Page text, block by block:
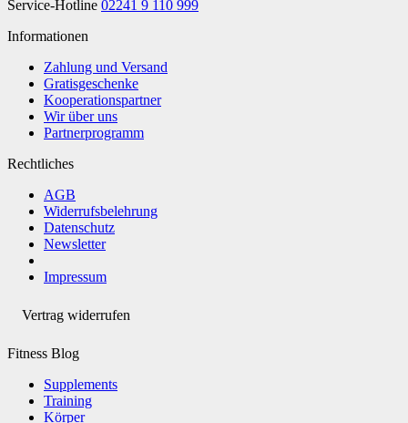
Service-Hotline 02241 9 110 999
Informationen
Zahlung und Versand
Gratisgeschenke
Kooperationspartner
Wir über uns
Partnerprogramm
Rechtliches
AGB
Widerrufsbelehrung
Datenschutz
Newsletter
Impressum
Vertrag widerrufen
Fitness Blog
Supplements
Training
Körper